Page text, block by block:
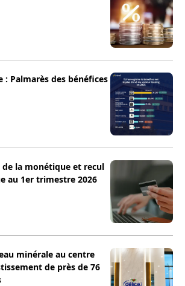
: Palmarès des bénéfices
de la monétique et recul
au 1er trimestre 2026
minérale au centre
de près de 76